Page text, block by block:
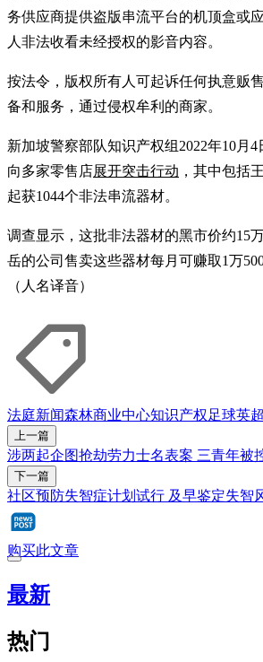
务供应商提供盗版串流平台的机顶盒或
人非法收看未经授权的影音内容。
按法令，版权所有人可起诉任何执意贩
备和服务，通过侵权牟利的商家。
新加坡警察部队知识产权组2022年10月4
向多家零售店展开突击行动 ，其中包括
起获1044个非法串流器材。
调查显示，这批非法器材的黑市价约15
岳的公司售卖这些器材每月可赚取1万
（人名译音）
法庭新闻森林商业中心知识产权足球英
上一篇
涉两起企图抢劫劳力士名表案 三青年被
下一篇
社区预防失智症计划试行 及早鉴定失智
购买此文章
最新
热门